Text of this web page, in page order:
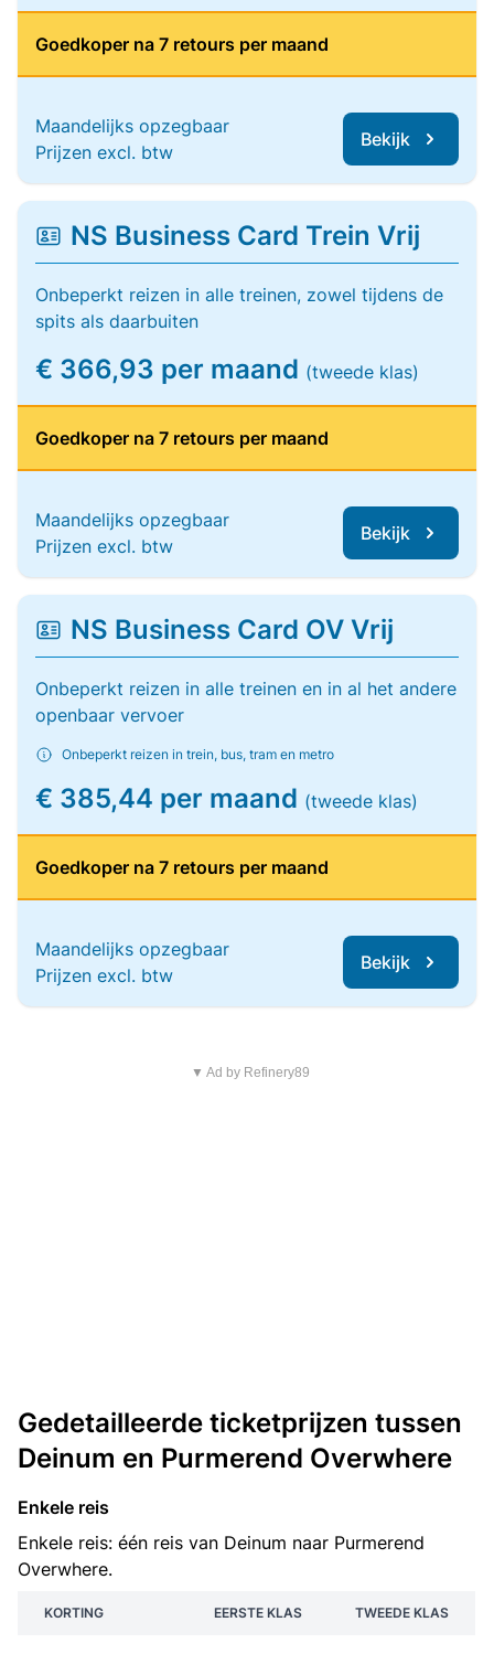
Goedkoper na 7 retours per maand
Maandelijks opzegbaar
Prijzen excl. btw
Bekijk
NS Business Card Trein Vrij
Onbeperkt reizen in alle treinen, zowel tijdens de
spits als daarbuiten
€ 366,93 per maand (tweede klas)
Goedkoper na 7 retours per maand
Maandelijks opzegbaar
Prijzen excl. btw
Bekijk
NS Business Card OV Vrij
Onbeperkt reizen in alle treinen en in al het andere
openbaar vervoer
Onbeperkt reizen in trein, bus, tram en metro
€ 385,44 per maand (tweede klas)
Goedkoper na 7 retours per maand
Maandelijks opzegbaar
Prijzen excl. btw
Bekijk
▼ Ad by Refinery89
Gedetailleerde ticketprijzen tussen
Deinum en Purmerend Overwhere
Enkele reis
Enkele reis: één reis van Deinum naar Purmerend
Overwhere.
KORTING EERSTE KLAS TWEEDE KLAS